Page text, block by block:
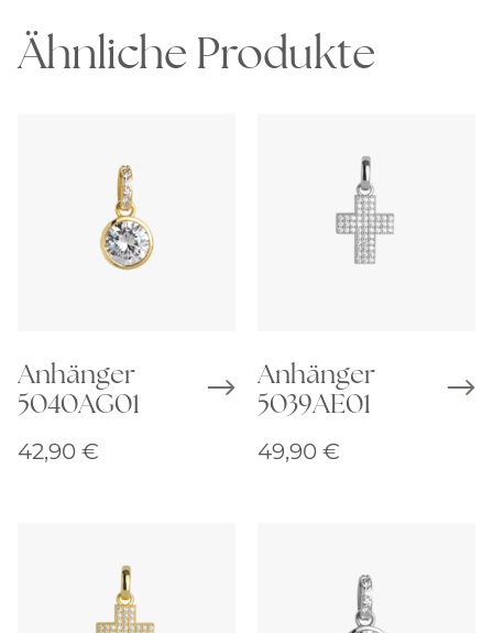
Ähnliche Produkte
Anhänger
5040AG01
42,90 €
Anhänger
5039AE01
49,90 €